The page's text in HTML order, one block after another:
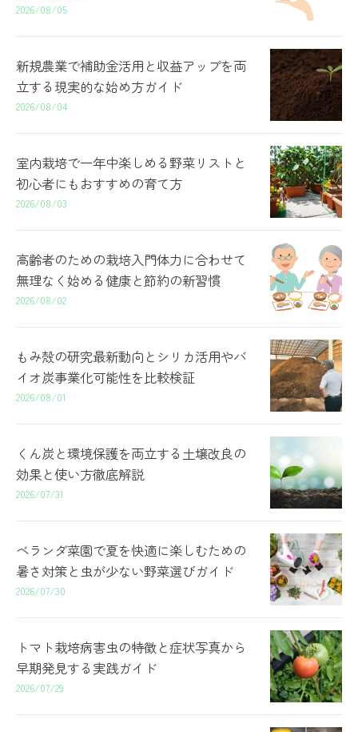
2026/08/05
新規農業で補助金活用と収益アップを両
立する現実的な始め方ガイド
2026/08/04
室内栽培で一年中楽しめる野菜リストと
初心者にもおすすめの育て方
2026/08/03
高齢者のための栽培入門体力に合わせて
無理なく始める健康と節約の新習慣
2026/08/02
もみ殻の研究最新動向とシリカ活用やバ
イオ炭事業化可能性を比較検証
2026/08/01
くん炭と環境保護を両立する土壌改良の
効果と使い方徹底解説
2026/07/31
ベランダ菜園で夏を快適に楽しむための
暑さ対策と虫が少ない野菜選びガイド
2026/07/30
トマト栽培病害虫の特徴と症状写真から
早期発見する実践ガイド
2026/07/29